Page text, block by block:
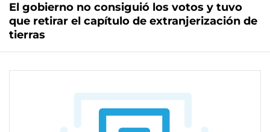
El gobierno no consiguió los votos y tuvo
que retirar el capítulo de extranjerización de
tierras